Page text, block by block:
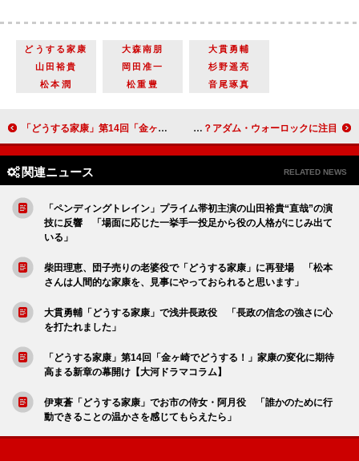
どうする家康 大森南朋
大貫勇輔
山田裕貴
岡田准一
杉野遥亮
松本潤
松重豊 音尾琢真
「どうする家康」第14回「金ヶ崎でどうする！」家康の変化に期待高まる新章の幕開け【大河ドラマコラム】 ガーディアンズに立ちはだかる敵は全身黄金に輝く男 マーベルの超重要人物！？アダム・ウォーロックに注目！
関連ニュース RELATED NEWS
「ペンディングトレイン」プライム帯初主演の山田裕貴“直哉”の演
技に反響 「場面に応じた一挙手一投足から役の人格がにじみ出て
いる」
柴田理恵、団子売りの老婆役で「どうする家康」に再登場 「松本
さんは人間的な家康を、見事にやっておられると思います」
大貫勇輔「どうする家康」で浅井長政役 「長政の信念の強さに心
を打たれました」
「どうする家康」第14回「金ヶ崎でどうする！」家康の変化に期待
高まる新章の幕開け【大河ドラマコラム】
伊東蒼「どうする家康」でお市の侍女・阿月役 「誰かのために行
動できることの温かさを感じてもらえたら」